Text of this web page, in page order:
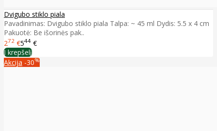
Dvigubo stiklo piala
Pavadinimas: Dvigubo stiklo piala Talpa: ~ 45 ml Dydis: 5.5 x 4 cm
Pakuotė: Be išorinės pak..
272 €544 €
Į krepšelį
Akcija -30%